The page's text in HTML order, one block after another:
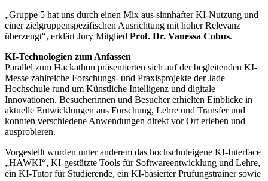
„Gruppe 5 hat uns durch einen Mix aus sinnhafter KI-Nutzung und
einer zielgruppenspezifischen Ausrichtung mit hoher Relevanz
überzeugt“, erklärt Jury Mitglied Prof. Dr. Vanessa Cobus.
KI-Technologien zum Anfassen
Parallel zum Hackathon präsentierten sich auf der begleitenden KI-
Messe zahlreiche Forschungs- und Praxisprojekte der Jade
Hochschule rund um Künstliche Intelligenz und digitale
Innovationen. Besucherinnen und Besucher erhielten Einblicke in
aktuelle Entwicklungen aus Forschung, Lehre und Transfer und
konnten verschiedene Anwendungen direkt vor Ort erleben und
ausprobieren.
Vorgestellt wurden unter anderem das hochschuleigene KI-Interface
„HAWKI“, KI-gestützte Tools für Softwareentwicklung und Lehre,
ein KI-Tutor für Studierende, ein KI-basierter Prüfungstrainer sowie